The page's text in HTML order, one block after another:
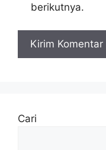
berikutnya.
Cari